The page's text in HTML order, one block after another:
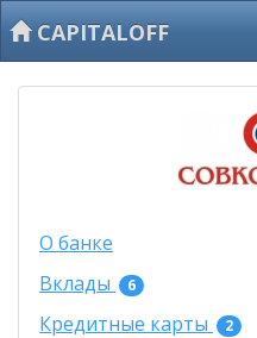
CAPITALOFF
О банке
Вклады
6
Кредитные карты 2